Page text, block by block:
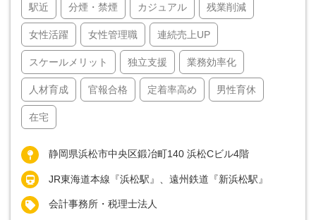
駅近 分煙・禁煙 カジュアル 残業削減
女性活躍 女性管理職 連続売上UP
スケールメリット 独立支援 業務効率化
人材育成 官報合格 定着率高め 男性育休
在宅
静岡県浜松市中央区鍛冶町140 浜松Cビル4階
JR東海道本線『浜松駅』、遠州鉄道『新浜松駅』
会計事務所・税理士法人